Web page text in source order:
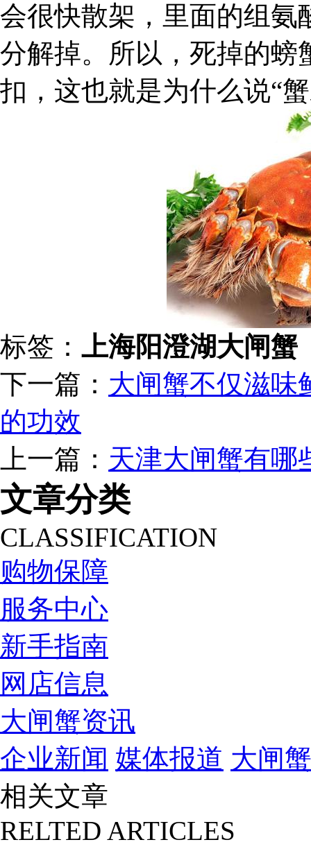
会很快散架，里面的组氨
分解掉。所以，死掉的螃
扣，这也就是为什么说“
标签： 上海阳澄湖大闸蟹
下一篇： 大闸蟹不仅滋味
的功效
上一篇： 天津大闸蟹有哪
文章分类
CLASSIFICATION
购物保障
服务中心
新手指南
网店信息
大闸蟹资讯
企业新闻 媒体报道 大闸
相关文章
RELTED ARTICLES